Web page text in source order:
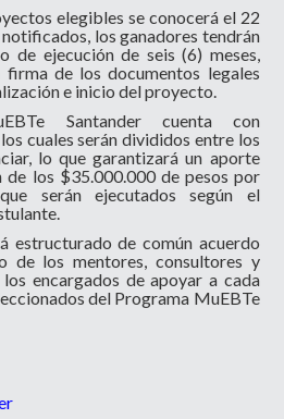
elegibles se conocerá el 22
los ganadores tendrán
de ejecución de seis (6) meses,
de los documentos legales
e inicio del proyecto.
Santander cuenta con
cuales serán divididos entre los
lo que garantizará un aporte
los $35.000.000 de pesos por
serán ejecutados según el
estructurado de común acuerdo
de los mentores, consultores y
encargados de apoyar a cada
del Programa MuEBTe